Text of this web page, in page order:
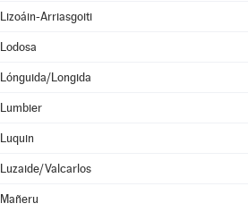
Lizoáin-Arriasgoiti
Lodosa
Lónguida/Longida
Lumbier
Luquin
Luzaide/Valcarlos
Mañeru